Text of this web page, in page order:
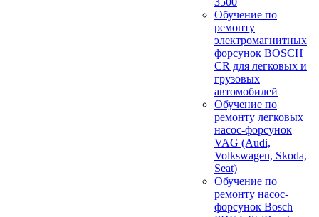
Обучение по
ремонту
электромагнитных
форсунок BOSCH
CR для легковых и
грузовых
автомобилей
Обучение по
ремонту легковых
насос-форсунок
VAG (Audi,
Volkswagen, Skoda,
Seat)
Обучение по
ремонту насос-
форсунок Bosch